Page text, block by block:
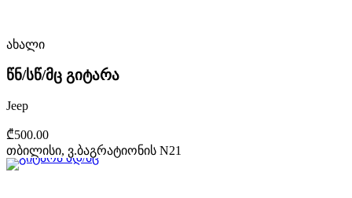
ახალი
წნ/სწ/მც გიტარა
Jeep
₾500.00
თბილისი, ვ.ბაგრატიონის N21